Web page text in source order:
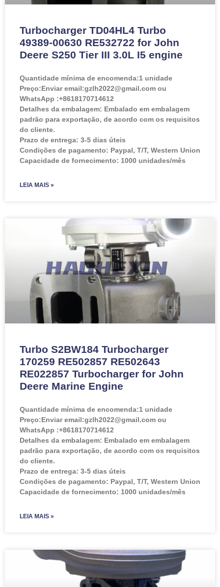
Turbocharger TD04HL4 Turbo
49389-00630 RE532722 for John
Deere S250 Tier III 3.0L I5 engine
Quantidade mínima de encomenda:1 unidade
Preço:Enviar email:gzlh2022@gmail.com ou
WhatsApp :+8618170714612
Detalhes da embalagem: Embalado em embalagem
padrão para exportação, de acordo com os requisitos
do cliente.
Prazo de entrega: 3-5 dias úteis
Condições de pagamento: Paypal, T/T, Western Union
Capacidade de fornecimento: 1000 unidades/mês
LEIA MAIS »
Turbo S2BW184 Turbocharger
170259 RE502857 RE502643
RE022857 Turbocharger for John
Deere Marine Engine
Quantidade mínima de encomenda:1 unidade
Preço:Enviar email:gzlh2022@gmail.com ou
WhatsApp :+8618170714612
Detalhes da embalagem: Embalado em embalagem
padrão para exportação, de acordo com os requisitos
do cliente.
Prazo de entrega: 3-5 dias úteis
Condições de pagamento: Paypal, T/T, Western Union
Capacidade de fornecimento: 1000 unidades/mês
LEIA MAIS »